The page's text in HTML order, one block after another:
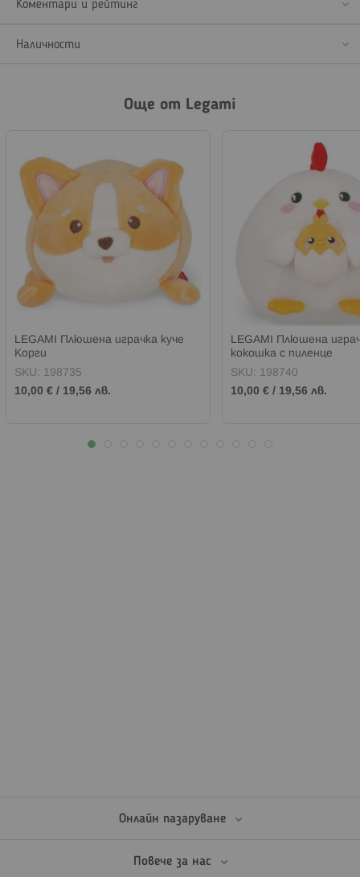
Коментари и рейтинг
Наличности
Още от Legami
LEGAMI Плюшена играчка куче
Корги
SKU: 198735
10,00 € / 19,56 лв.
LEGAMI Плюшена
кокошка с пиленце
SKU: 198740
10,00 € / 19,56 лв.
Онлайн пазаруване
Повече за нас